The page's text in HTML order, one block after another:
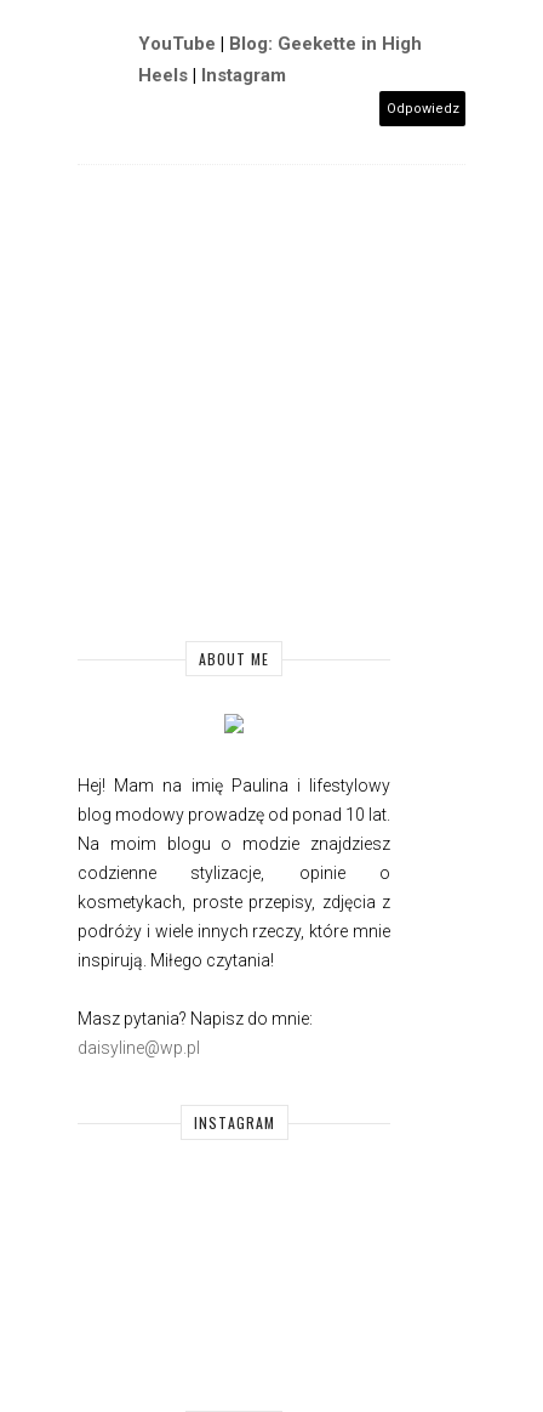
YouTube | Blog: Geekette in High
Heels | Instagram
Odpowiedz
ABOUT ME
Hej! Mam na imię Paulina i
lifestylowy
blog modowy prowadzę od ponad 10 lat.
Na moim blogu o modzie znajdziesz
codzienne stylizacje, opinie o
kosmetykach, proste przepisy, zdjęcia z
podróży i wiele innych rzeczy, które mnie
inspirują. Miłego czytania!
Masz pytania? Napisz do mnie:
daisyline@wp.pl
INSTAGRAM